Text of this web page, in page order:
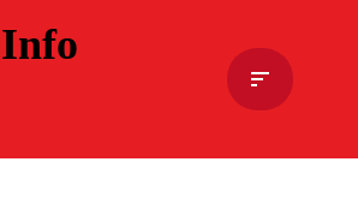
Info